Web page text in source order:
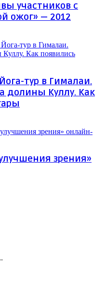
участников с
ожог» — 2012
тур в Гималаи.
долины Куллу. Как
зрения»